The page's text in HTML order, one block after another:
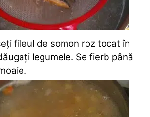
fileul de somon roz tocat în
legumele. Se fierb până